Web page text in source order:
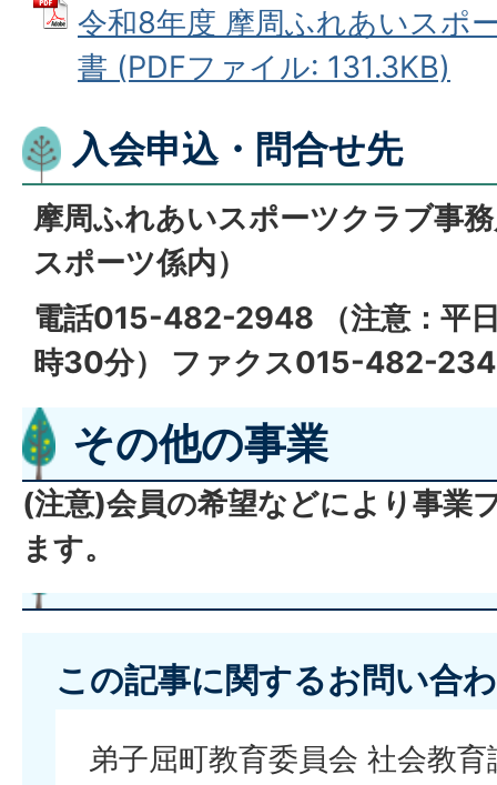
令和8年度 摩周ふれあいスポ
書 (PDFファイル: 131.3KB)
入会申込・問合せ先
摩周ふれあいスポーツクラブ事
スポーツ係内）
電話015-482-2948 （注意：平
時30分） ファクス015-482-
その他の事業
(注意)会員の希望などにより事業
ます。
この記事に関するお問い合
弟子屈町教育委員会 社会教